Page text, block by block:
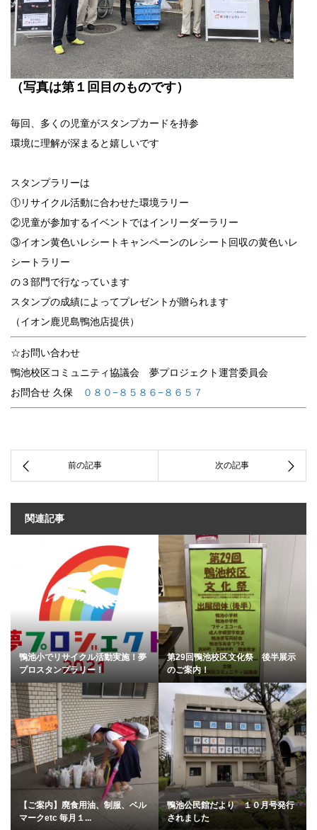
（写真は第１回目のものです）
毎回、多くの児童がスタンプカードを持参
環境に理解が深まると嬉しいです
スタンプラリーは
①リサイクル活動に合わせた環境ラリー
②児童が参加するイベントではインリーダーラリー
③イオン黄色いレシートキャンペーンのレシート回収の黄色いレ
シートラリー
の３部門で行なっています
スタンプの成績によってプレゼントが贈られます
（イオン鹿児島鴨池店提供）
☆お問い合わせ
鴨池校区コミュニティ協議会 夢プロジェクト運営委員会
お問合せ 久保
０８０−８５８６−８６５７
関連記事
鴨池小でリサイクル活動実施！夢
プロスタンプラリー！
第29回鴨池校区文化祭 後半展示
のご案内！
【ご案内】廃食用油、制服、ベル
マークetc 毎月１...
鴨池公民館だより １０月号発行
されました